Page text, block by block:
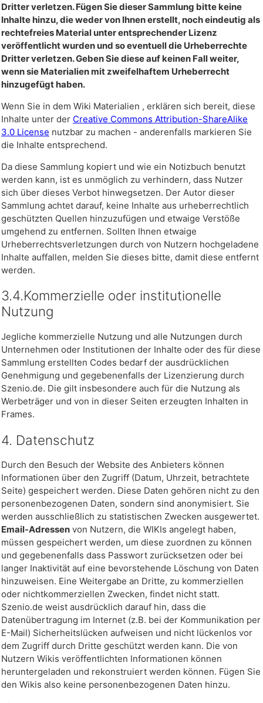
Dritter verletzen. Fügen Sie dieser Sammlung bitte keine
Inhalte hinzu, die weder von Ihnen erstellt, noch eindeutig als
rechtefreies Material unter entsprechender Lizenz
veröffentlicht wurden und so eventuell die Urheberrechte
Dritter verletzen. Geben Sie diese auf keinen Fall weiter,
wenn sie Materialien mit zweifelhaftem Urheberrecht
hinzugefügt haben.
Wenn Sie in dem Wiki Materialien , erklären sich bereit, diese
Inhalte unter der Creative Commons Attribution-ShareAlike
3.0 License nutzbar zu machen - anderenfalls markieren Sie
die Inhalte entsprechend.
Da diese Sammlung kopiert und wie ein Notizbuch benutzt
werden kann, ist es unmöglich zu verhindern, dass Nutzer
sich über dieses Verbot hinwegsetzen. Der Autor dieser
Sammlung achtet darauf, keine Inhalte aus urheberrechtlich
geschützten Quellen hinzuzufügen und etwaige Verstöße
umgehend zu entfernen. Sollten Ihnen etwaige
Urheberrechtsverletzungen durch von Nutzern hochgeladene
Inhalte auffallen, melden Sie dieses bitte, damit diese entfernt
werden.
3.4.Kommerzielle oder institutionelle
Nutzung
Jegliche kommerzielle Nutzung und alle Nutzungen durch
Unternehmen oder Institutionen der Inhalte oder des für diese
Sammlung erstellten Codes bedarf der ausdrücklichen
Genehmigung und gegebenenfalls der Lizenzierung durch
Szenio.de. Die gilt insbesondere auch für die Nutzung als
Werbeträger und von in dieser Seiten erzeugten Inhalten in
Frames.
4. Datenschutz
Durch den Besuch der Website des Anbieters können
Informationen über den Zugriff (Datum, Uhrzeit, betrachtete
Seite) gespeichert werden. Diese Daten gehören nicht zu den
personenbezogenen Daten, sondern sind anonymisiert. Sie
werden ausschließlich zu statistischen Zwecken ausgewertet.
Email-Adressen von Nutzern, die WIKIs angelegt haben,
müssen gespeichert werden, um diese zuordnen zu können
und gegebenenfalls dass Passwort zurücksetzen oder bei
langer Inaktivität auf eine bevorstehende Löschung von Daten
hinzuweisen. Eine Weitergabe an Dritte, zu kommerziellen
oder nichtkommerziellen Zwecken, findet nicht statt.
Szenio.de weist ausdrücklich darauf hin, dass die
Datenübertragung im Internet (z.B. bei der Kommunikation per
E-Mail) Sicherheitslücken aufweisen und nicht lückenlos vor
dem Zugriff durch Dritte geschützt werden kann. Die von
Nutzern Wikis veröffentlichten Informationen können
heruntergeladen und rekonstruiert werden können. Fügen Sie
den Wikis also keine personenbezogenen Daten hinzu.